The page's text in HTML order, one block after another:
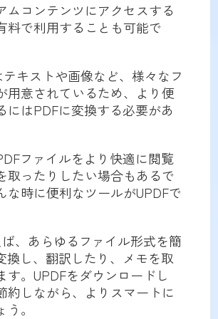
ムコンテンツにアクセスする
料で利用することも可能で
キストや画像など、様々なフ
用意されているため、より便
にはPDFに変換する必要があ
ファイルをより快適に閲覧
取ったりしたい場合もあるで
な時に便利なツールがUPDFで
、あらゆるファイル形式を簡
換し、翻訳したり、メモを取
す。UPDFをダウンロードし
約しながら、よりスマートに
。